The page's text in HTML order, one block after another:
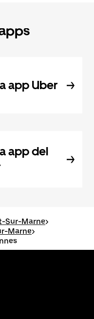
app Uber
app del
Sur-Marne>
Marne>